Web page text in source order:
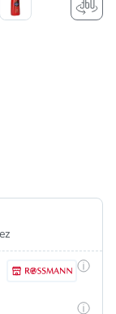
listához
on sale